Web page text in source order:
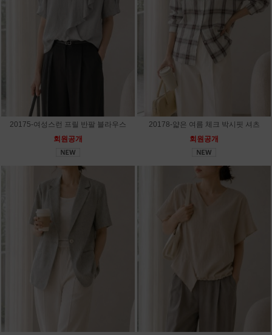
20175-여성스런 프릴 반팔 블라우스
회원공개
20178-얇은 여름 체크 박시핏 셔츠
회원공개